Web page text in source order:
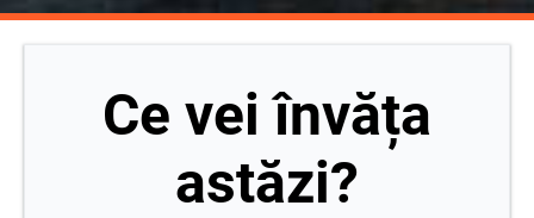
Ce vei învăța
astăzi?